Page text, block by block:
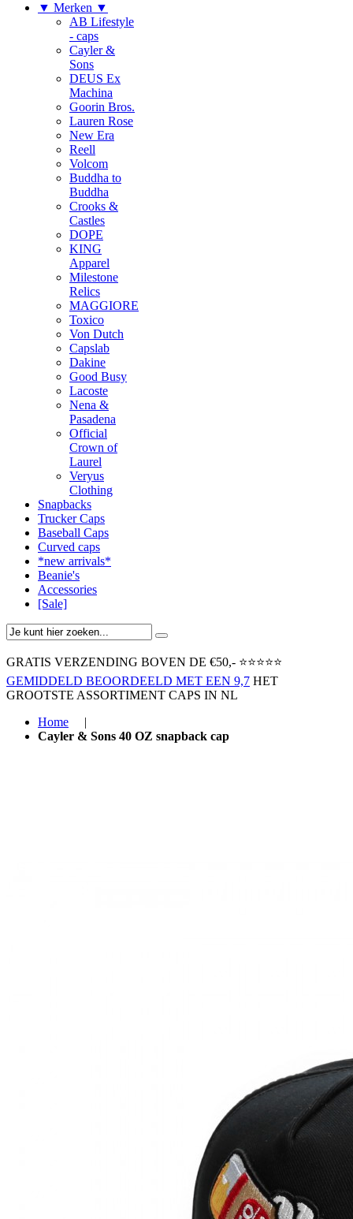
▼ Merken ▼
AB Lifestyle
- caps
Cayler &
Sons
DEUS Ex
Machina
Goorin Bros.
Lauren Rose
New Era
Reell
Volcom
Buddha to
Buddha
Crooks &
Castles
DOPE
KING
Apparel
Milestone
Relics
MAGGIORE
Toxico
Von Dutch
Capslab
Dakine
Good Busy
Lacoste
Nena &
Pasadena
Official
Crown of
Laurel
Veryus
Clothing
Snapbacks
Trucker Caps
Baseball Caps
Curved caps
*new arrivals*
Beanie's
Accessories
[Sale]
GRATIS VERZENDING BOVEN ​DE €50,-​ ⭐⭐⭐⭐⭐
GEMIDDELD BEOORDEELD MET EEN 9,7 HET
GROOTSTE ASSORTIMENT CAPS IN NL
Home
|
Cayler & Sons 40 OZ snapback cap